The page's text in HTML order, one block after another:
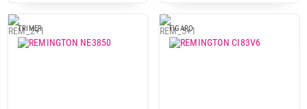
TRIMER FIGARO